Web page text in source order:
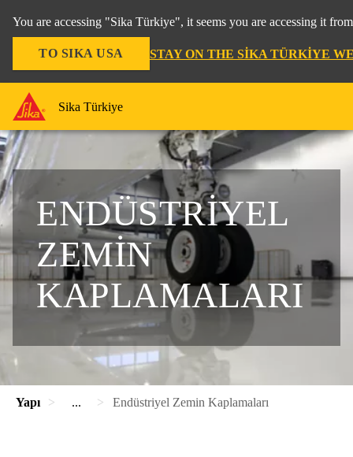
You are accessing "Sika Türkiye", it seems you are accessing it
TO SIKA USA STAY ON THE SIKA TÜRKIYE
Sika Türkiye
ENDÜSTRIYEL
ZEMIN
KAPLAMALARI
Yapı ... Endüstriyel Zemin Kaplamaları